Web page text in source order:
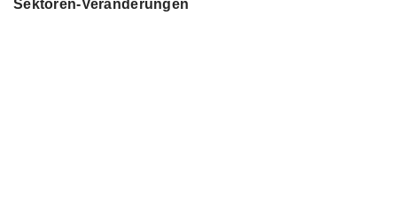
Sektoren-Veränderungen